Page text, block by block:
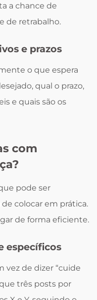
a chance de
de retrabalho.
e prazos
o que espera
qual o prazo,
e quais são os
com
pode ser
colocar em prática.
de forma eficiente.
específicos
vez de dizer “cuide
três posts por